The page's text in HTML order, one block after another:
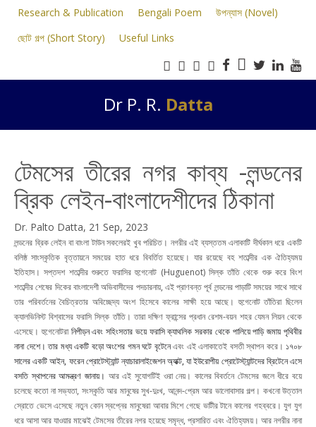
Research & Publication Bengali Poem
উপন্যাস (Novel)
ছোট গল্প (Short Story)
Useful Links
Dr P. R. Datta
টেমসের তীরের নগর কাব্য -লন্ডনের
ব্রিক লেইন-বাংলাদেশীদের ঠিকানা
Dr. Palto Datta, 21 Sep, 2023
লন্ডনের ব্রিক লেইন বা বাংলা টাউন সকলেরই খুব পরিচিত। নগরীর এই ব্যস্ততম এলাকাটি দীর্ঘকাল ধরে একটি
বলিষ্ঠ সাংস্কৃতিক বৃত্তায়নে সময়ের হাত ধরে বিবর্তিত হয়েছে। যার রয়েছে বহ শতাব্দীর এক ঐতিহ্যময়
ইতিহাস। সপ্তদশ শতাব্দীর শুরুতে ফরাসির হুগেনোট (Huguenot) সিল্ক তাঁতি থেকে শুরু করে বিংশ
শতাব্দীর শেষের দিকের বাংলাদেশী অভিবাসীদের পদচারনায়, এই প্রাণবন্ত পূর্ব লন্ডনের পাড়াটি সময়ের সাথে সাথে
তার পরিবর্তনের বৈচিত্রতার অবিচ্ছেদ্য অংশ হিসেবে কালের সাক্ষী হয়ে আছে। হুগেনোট তাঁতিরা ছিলেন
ক্যালভিনিস্ট বিশ্বাসের ফরাসি সিল্ক তাঁতি। তারা দক্ষিণ ফ্রান্সের প্রধান রেশম-বয়ন শহর যেমন লিয়ন থেকে
এসেছে। হুগেনোটরানিপীড়ন এবং সহিংসতার ভয়ে ফরাসি ক্যাথলিক সরকার থেকে পালিয়ে পাড়ি জমায় পৃথিবীর
নানা দেশে। তার মধ্য একটি বড়ো অংশের গমন ঘটে বৃটেনেএবং এই এলাকাতেই বসতী স্থাপন করে। ১৭০৮
সালের একটি আইন, ফরেন প্রোটেস্ট্যান্ট ন্যাচারালাইজেশন অ্যাক্ট, যা ইউরোপীয় প্রোটেস্ট্যান্টদের ব্রিটেনে এসে
বসতি স্থাপনের আমন্ত্রণ জানায়। আর এই সুযোগটিই ওরা নেয়। কালের বিবর্তনে টেমসের জলে ধীরে বয়ে
চলেছে কতো না সভ্যতা, সংস্কৃতি আর মানুষের সুখ-দুঃখ, আনন্দ-প্রেম আর ভালোবাসার গল্প। কখনো উত্তাল
স্রোতে ভেসে এসেছে নতুন কোন স্বপ্নের মানুষেরা আবার মিশে গেছে ভাটীর টানে কালের গহব্বরে। যুগ যুগ
ধরে আসা আর যাওয়ার মাঝেই টেমসের তীরের নগর হয়েছে সমৃদ্ধ, প্রসারিত এবং ঐতিহ্যময়। আর নগরীর নানা